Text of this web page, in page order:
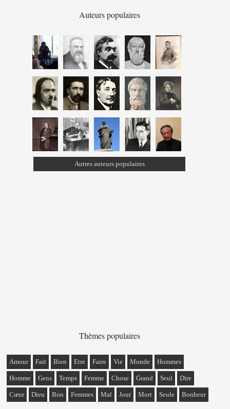
Auteurs populaires
Autres auteurs populaires
Thèmes populaires
Amour Fait Bien Etre Faire Vie Monde Hommes
Homme Gens Temps Femme Chose Grand Seul Dire
Cœur Dieu Bon Femmes Mal Jour Mort Seule Bonheur